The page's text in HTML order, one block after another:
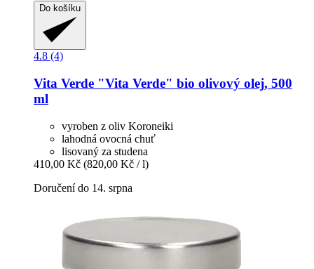
Do košíku
4.8 (4)
Vita Verde "Vita Verde" bio olivový olej, 500
ml
vyroben z oliv Koroneiki
lahodná ovocná chuť
lisovaný za studena
410,00 Kč (820,00 Kč / l)
Doručení do 14. srpna